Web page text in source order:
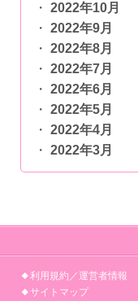
2022年10月
2022年9月
2022年8月
2022年7月
2022年6月
2022年5月
2022年4月
2022年3月
利用規約／運営者情報
サイトマップ